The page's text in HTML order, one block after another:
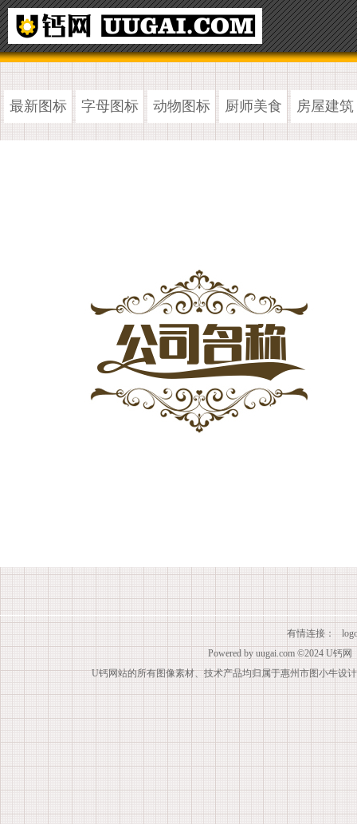
最新图标 字母图标 动物图标 厨师美食 房屋建筑
有情连接：
Powered by uugai.com ©2024 U钙网
U钙网站的所有图像素材、技术产品均归属于惠州市图小牛设